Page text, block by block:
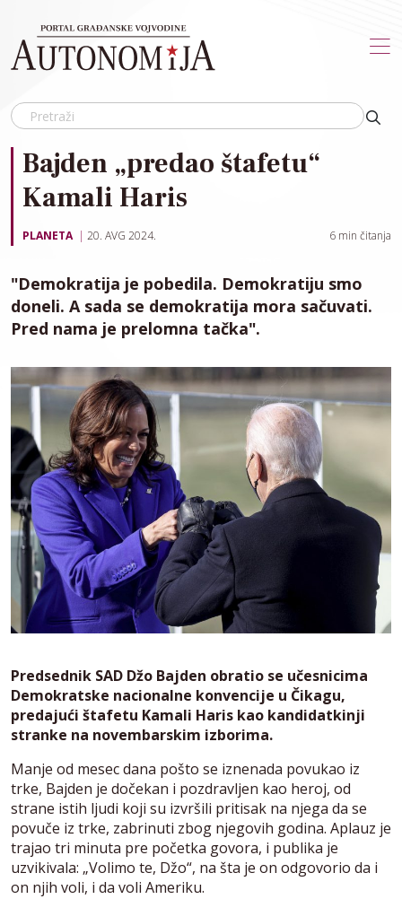
Bajden „predao štafetu“
Kamali Haris
PLANETA 20. AVG 2024. 6 min čitanja
"Demokratija je pobedila. Demokratiju smo
doneli. A sada se demokratija mora sačuvati.
Pred nama je prelomna tačka".
Predsednik SAD Džo Bajden obratio se učesnicima
Demokratske nacionalne konvencije u Čikagu,
predajući štafetu Kamali Haris kao kandidatkinji
stranke na novembarskim izborima.
Manje od mesec dana pošto se iznenada povukao iz
trke, Bajden je dočekan i pozdravljen kao heroj, od
strane istih ljudi koji su izvršili pritisak na njega da se
povuče iz trke, zabrinuti zbog njegovih godina. Aplauz je
trajao tri minuta pre početka govora, i publika je
uzvikivala: „Volimo te, Džo“, na šta je on odgovorio da i
on njih voli, i da voli Ameriku.